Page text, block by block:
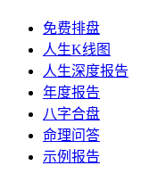
免费排盘
人生K线图
人生深度报告
年度报告
八字合盘
命理问答
示例报告